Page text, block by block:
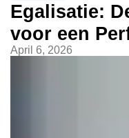
Egalisatie:
voor een
April 6, 2026